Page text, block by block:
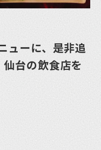
ューに、是非追
台の飲食店を